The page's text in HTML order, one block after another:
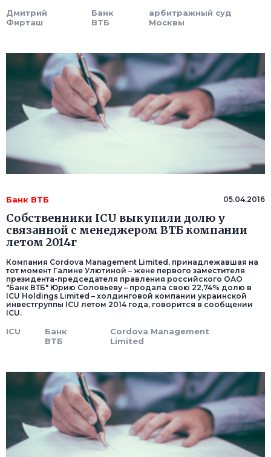
Дмитрий
Фирташ
Банк
ВТБ
арбитражный суд
Москвы
Банк ВТБ 05.04.2016
Собственники ICU выкупили долю у
связанной с менеджером ВТБ компании
летом 2014г
Компания Cordova Management Limited, принадлежавшая на
тот момент Галине Улютиной – жене первого заместителя
президента-председателя правления российского ОАО
"Банк ВТБ" Юрию Соловьеву – продала свою 22,74% долю в
ICU Holdings Limited – холдинговой компании украинской
инвестгруппы ICU летом 2014 года, говорится в сообщении
ICU.
ICU
Банк
ВТБ
Cordova Management
Limited